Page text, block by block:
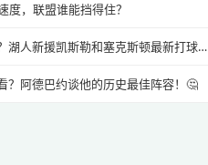
度，联盟谁能挡得住？
能否扛起球队重任？湖人新援凯斯勒和塞克斯顿最新打球视频曝光
？阿德巴约谈他的历史最佳阵容！🤔